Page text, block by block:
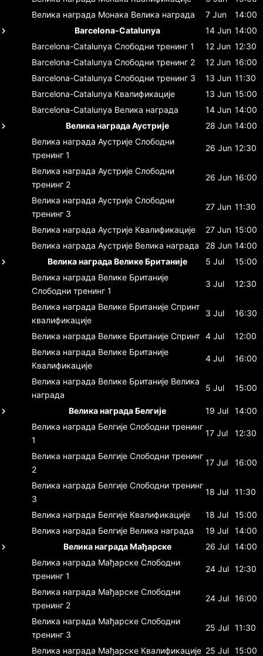
Велика награда Монака Велика награда 7 Jun
14:00
Barcelona-Catalunya
14 Jun 14:00
Barcelona-Catalunya Слободни тренинг 1 12 Jun 12:30
Barcelona-Catalunya Слободни тренинг 2 12 Jun 16:00
Barcelona-Catalunya Слободни тренинг 3 13 Jun 11:30
Barcelona-Catalunya Квалификације 13 Jun 15:00
Barcelona-Catalunya Велика награда 14 Jun 14:00
Велика награда Аустрије
28 Jun 14:00
Велика награда Аустрије Слободни
тренинг 1
26 Jun 12:30
Велика награда Аустрије Слободни
тренинг 2
26 Jun 16:00
Велика награда Аустрије Слободни
тренинг 3
27 Jun 11:30
Велика награда Аустрије Квалификације 27 Jun 15:00
Велика награда Аустрије Велика награда 28 Jun 14:00
Велика награда Велике Британије
5 Jul
15:00
Велика награда Велике Британије
Слободни тренинг 1
3 Jul 12:30
Велика награда Велике Британије Спринт
квалификације
3 Jul 16:30
Велика награда Велике Британије Спринт 4 Jul
12:00
Велика награда Велике Британије
Квалификације
4 Jul 16:00
Велика награда Велике Британије Велика
награда
5 Jul 15:00
Велика награда Белгије 19 Jul
14:00
Велика награда Белгије Слободни тренинг
1
17 Jul 12:30
Велика награда Белгије Слободни тренинг
2
17 Jul 16:00
Велика награда Белгије Слободни тренинг
3
18 Jul 11:30
Велика награда Белгије Квалификације 18 Jul
15:00
Велика награда Белгије Велика награда 19 Jul
14:00
Велика награда Мађарске
26 Jul 14:00
Велика награда Мађарске Слободни
тренинг 1
24 Jul 12:30
Велика награда Мађарске Слободни
тренинг 2
24 Jul 16:00
Велика награда Мађарске Слободни
тренинг 3
25 Jul 11:30
Велика награда Мађарске Квалификације 25 Jul 15:00